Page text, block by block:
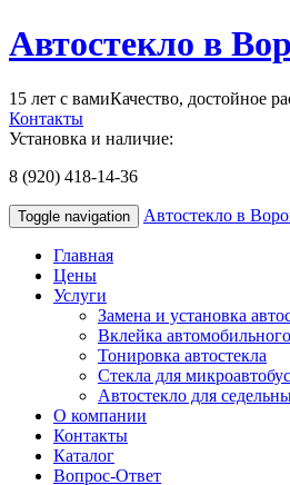
Автостекло в
15 лет с вамиКачество, достойное
Контакты
Установка и наличие:
8 (920) 418-14-36
Toggle navigation Автостекло в
Главная
Цены
Услуги
Замена и установка
Вклейка
Тонировка автостекла
Стекла для
Автостекло для
О компании
Контакты
Каталог
Вопрос-Ответ